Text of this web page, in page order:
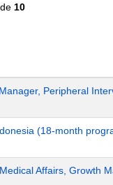
de 10
Peripheral
(18-month
Affairs, Growth